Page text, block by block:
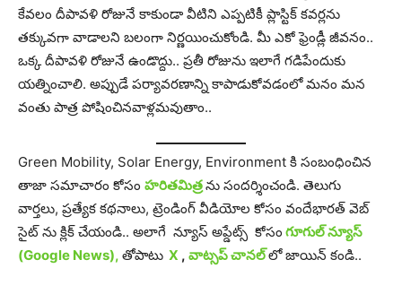
కేవలం దీపావళి రోజునే కాకుండా వీటిని ఎప్పటికీ ప్లాస్టిక్ కవర్లను
తక్కువగా వాడాలని బలంగా నిర్ణయించుకోండి. మీ ఎకో ఫ్రెండ్లీ జీవనం..
ఒక్క దీపావళి రోజునే ఉండొద్దు.. ప్రతీ రోజును ఇలాగే గడిపేందుకు
యత్నించాలి. అప్పుడే పర్యావరణాన్ని కాపాడుకోవడంలో మనం మన
వంతు పాత్ర పోషించినవాళ్లమవుతాం..
Green Mobility, Solar Energy, Environment కి సంబంధించిన
తాజా సమాచారం కోసం హరితమిత్రను సందర్శించండి. తెలుగు
వార్తలు, ప్రత్యేక కథనాలు, ట్రెండింగ్ వీడియోల కోసం వందేభారత్ వెబ్
సైట్ ను క్లిక్ చేయండి.. అలాగే న్యూస్ అప్డేట్స్ కోసం గూగుల్ న్యూస్
(Google News), తోపాటు X , వాట్సప్ చానల్లో జాయిన్ కండి..